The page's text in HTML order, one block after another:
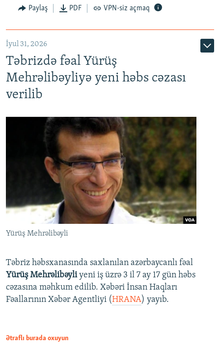
Paylaş PDF VPN-siz açmaq
İyul 31, 2026
Təbrizdə fəal Yürüş
Mehrəlibəyliyə yeni həbs cəzası
verilib
Yürüş Mehrəlibəyli
Təbriz həbsxanasında saxlanılan azərbaycanlı fəal
Yürüş Mehrəlibəyliyeni iş üzrə 3 il 7 ay 17 gün həbs
cəzasına məhkum edilib. Xəbəri İnsan Haqları
Fəallarının Xəbər Agentliyi (HRANA) yayıb.
Ətraflı burada oxuyun